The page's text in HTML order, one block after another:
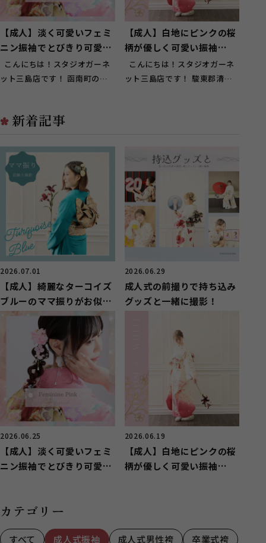
【成人】淡く可愛いフェミ
ニン振袖でとびきり可愛
く！【函南町】
こんにちは！スタジオガーネ
ット三島店です！ 函南町のお
【成人】白地にピンクの桜
柄が優しく可愛い振袖
❀【駿東郡清水町】
こんにちは！スタジオガーネ
ット三島店です！ 駿東郡清水
新着記事
2026.07.01
【成人】綺麗なターコイズ
ブルーのママ振りがお似合
いのお嬢様【長泉町】
2026.06.29
成人式の前撮りで持ち込み
グッズと一緒に撮影！
2026.06.25
【成人】淡く可愛いフェミ
ニン振袖でとびきり可愛
2026.06.19
【成人】白地にピンクの桜
柄が優しく可愛い振袖
カテゴリー
すべて 成人式振袖 成人式男性袴 卒業式袴